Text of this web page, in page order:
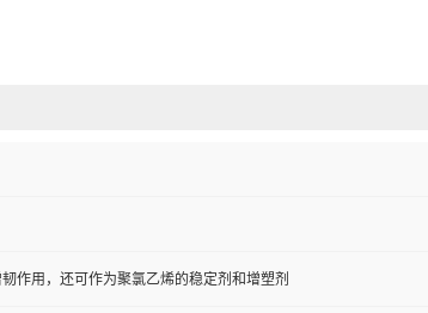
作用，还可作为聚氯乙烯的稳定剂和增塑剂